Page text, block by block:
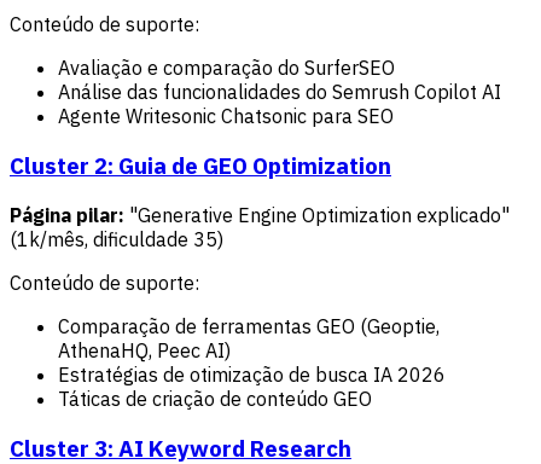
Conteúdo de suporte:
Avaliação e comparação do SurferSEO
Análise das funcionalidades do Semrush Copilot AI
Agente Writesonic Chatsonic para SEO
Cluster 2: Guia de GEO Optimization
Página pilar: "Generative Engine Optimization explicado"
(1k/mês, dificuldade 35)
Conteúdo de suporte:
Comparação de ferramentas GEO (Geoptie,
AthenaHQ, Peec AI)
Estratégias de otimização de busca IA 2026
Táticas de criação de conteúdo GEO
Cluster 3: AI Keyword Research